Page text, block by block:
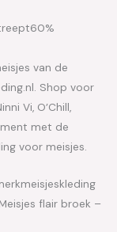
van de
Shop voor
Vi, O’Chill,
met de
voor meisjes.
flair broek –